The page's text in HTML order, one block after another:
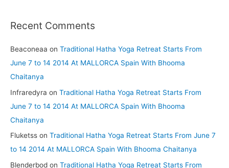
Recent Comments
Beaconeaa on Traditional Hatha Yoga Retreat Starts From
June 7 to 14 2014 At MALLORCA Spain With Bhooma
Chaitanya
Infraredyra on Traditional Hatha Yoga Retreat Starts From
June 7 to 14 2014 At MALLORCA Spain With Bhooma
Chaitanya
Fluketss on Traditional Hatha Yoga Retreat Starts From June 7
to 14 2014 At MALLORCA Spain With Bhooma Chaitanya
Blenderbod on Traditional Hatha Yoga Retreat Starts From